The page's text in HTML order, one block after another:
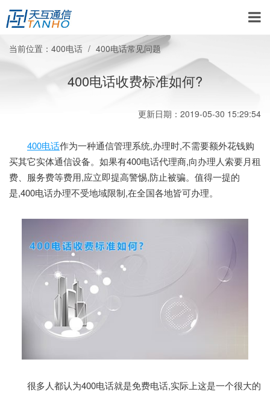
当前位置： 400电话 400电话常见问题
400电话收费标准如何?
更新日期：2019-05-30 15:29:54
400电话作为一种通信管理系统,办理时,不需要额外花钱购
买其它实体通信设备。如果有400电话代理商,向办理人索要月租
费、服务费等费用,应立即提高警惕,防止被骗。值得一提的
是,400电话办理不受地域限制,在全国各地皆可办理。
很多人都认为400电话就是免费电话,实际上这是一个很大的